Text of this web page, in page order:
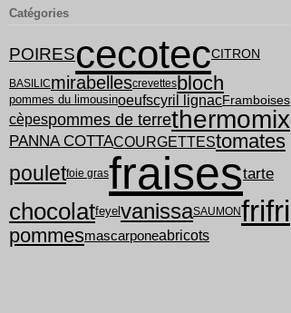
Catégories
POIREScecotecCITRON
BASILICmirabellescrevettesbloch
pommes du limousinoeufscyril lignacFramboises
cèpespommes de terrethermomix
PANNA COTTACOURGETTEStomates
pouletfoie grasfraisestarte
chocolatfeyelvanissaSAUMONfrifri
pommesmascarponeabricots